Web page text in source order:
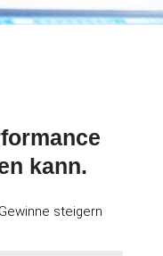
kann.
steigern